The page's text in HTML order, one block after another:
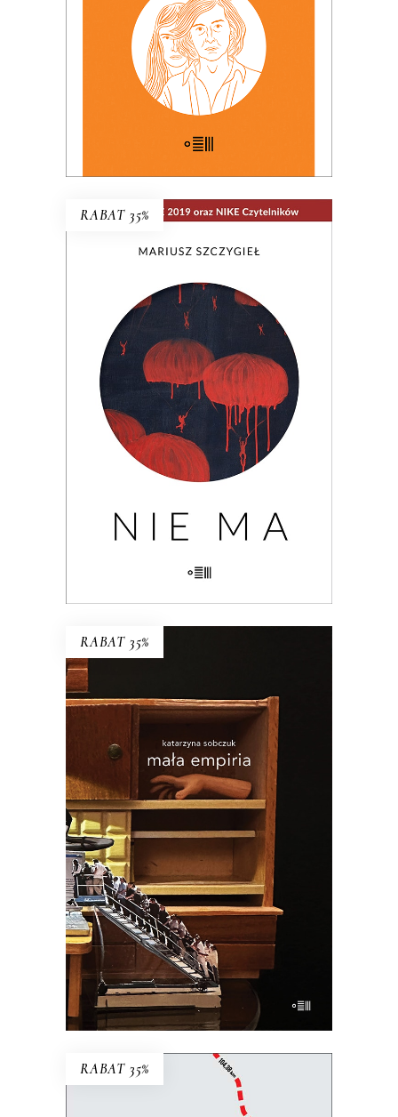
E-BOOK DO KOSZYKA
KSIĄŻKA DO KOSZYKA
RABAT 35%
E-BOOK DO KOSZYKA
NIE MA
Wielogłosowa rozprawa reporterska o
kondycji człowieka i największym
problemie cywilizacji: utracie, braku,
nieobecności. Nad książką unosi się rada
Hanny Krall: „Wszystko musi mieć swoją
formę, swój rytm, panie Mariuszu.
Zwłaszcza nieobecność”.
46.00 zł 29.90zł
KSIĄŻKA DO KOSZYKA
RABAT 35%
E-BOOK DO KOSZYKA
MAŁA EMPIRIA
Esej uczestniczący o wczesnej starości i
zagadce rodzicielstwa.
53.00zł 34.45zł
KSIĄŻKA DO KOSZYKA
RABAT 35%